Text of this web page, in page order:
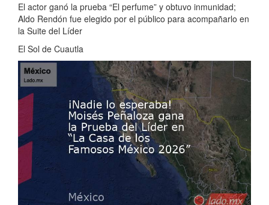
El actor ganó la prueba “El perfume” y obtuvo inmunidad;
Aldo Rendón fue elegido por el público para acompañarlo en
la Suite del Líder
El Sol de Cuautla